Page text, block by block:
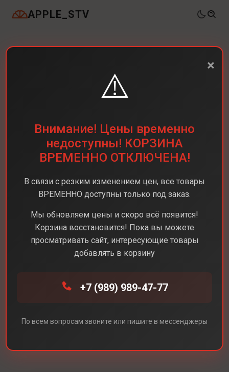
APPLE_STV
Аксессуары Apple Pencil Pro
×
⚠️
Внимание! Цены временно
недоступны! КОРЗИНА
ВРЕМЕННО ОТКЛЮЧЕНА!
В связи с резким изменением цен, все товары
ВРЕМЕННО доступны только под заказ.
Мы обновляем цены и скоро всё появится!
Корзина восстановится! Пока вы можете
просматривать сайт, интересующие товары
добавлять в корзину
+7 (989) 989-47-77
По всем вопросам звоните или пишите в мессенджеры